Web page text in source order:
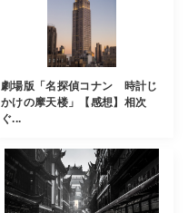
劇場版「名探偵コナン 時計じ
かけの摩天楼」【感想】相次
ぐ...